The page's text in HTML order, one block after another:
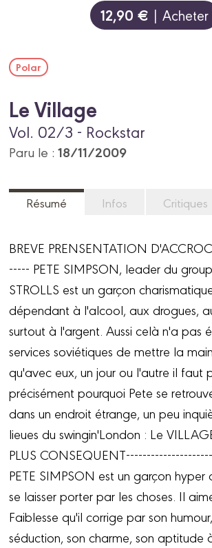
12,90 € | Acheter
Polar
Le Village
Vol. 02/3 - Rockstar
Paru le :18/11/2009
Résumé Infos Critiques
BREVE PRENSENTATION
----- PETE SIMPSON, leader du
STROLLS est un garçon
dépendant à l'alcool, aux drogues,
surtout à l'argent. Aussi celà n'a pas
services soviétiques de mettre la
qu'avec eux, un jour ou l'autre il faut
précisément pourquoi Pete se
dans un endroit étrange, un peu
lieues du swingin'London : Le
PLUS
PETE SIMPSON est un garçon hyper
se laisser porter par les choses. Il
Faiblesse qu'il corrige par son
séduction, son charme, son aptitude